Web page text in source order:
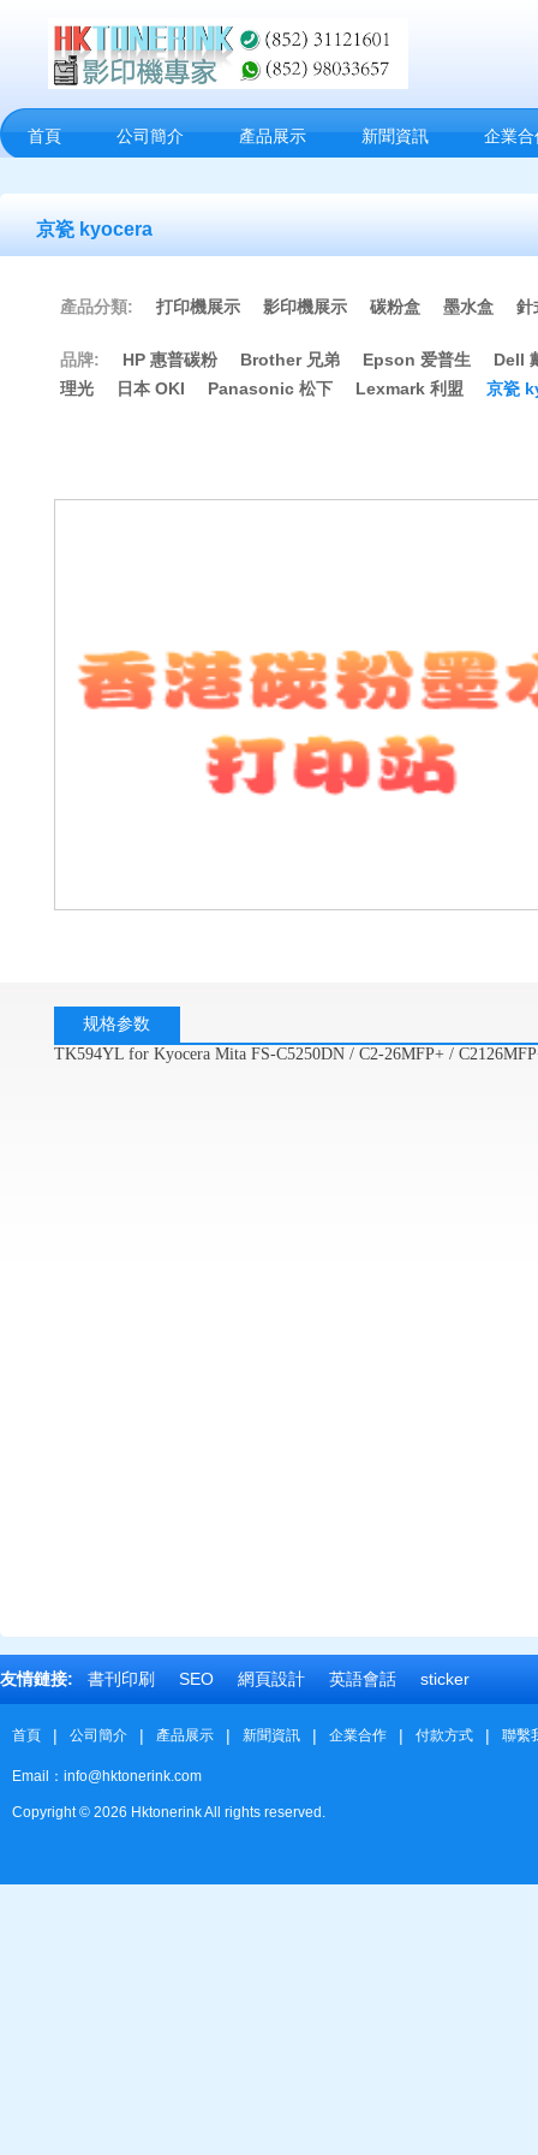
首頁 公司簡介 產品展示 新聞資訊 企業合
京瓷 kyocera
產品分類: 打印機展示 影印機展示 碳粉盒 墨水盒 針
品牌: HP 惠普碳粉 Brother 兄弟 Epson 爱普生
Dell
理光
日本 OKI Panasonic 松下 Lexmark 利盟 京瓷
规格参数
TK594YL for Kyocera Mita FS-C5250DN / C2-26MFP+ /
友情鏈接: 書刊印刷 SEO 網頁設計 英語會話 sticker
首頁 | 公司簡介 | 產品展示 | 新聞資訊 | 企業合作 | 付款方式 | 聯繫
Email：info@hktonerink.com
Copyright © 2026 Hktonerink All rights reserved.